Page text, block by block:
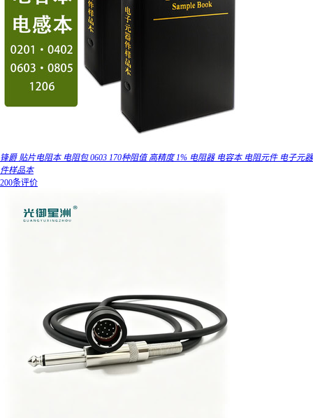
锋爵 贴片电阻本 电阻包 0603 170种阻值 高精度 1% 电阻器 电容本 电阻元件 电子元器
件样品本
200条评价